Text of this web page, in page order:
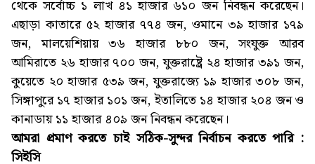
থেকে সর্বোচ্চ ১ লাখ ৪১ হাজার ৬১০ জন নিবন্ধন করেছেন।
এছাড়া কাতারে ৫২ হাজার ৭৭৪ জন, ওমানে ৩৯ হাজার ১৭৯
জন, মালয়েশিয়ায় ৩৬ হাজার ৮৮০ জন, সংযুক্ত আরব
আমিরাতে ২৬ হাজার ৭০০ জন, যুক্তরাষ্ট্রে ২৪ হাজার ৩৯১ জন,
কুয়েতে ২০ হাজার ৫৩৯ জন, যুক্তরাজ্যে ১৯ হাজার ৩০৮ জন,
সিঙ্গাপুরে ১৭ হাজার ১০১ জন, ইতালিতে ১৪ হাজার ২০৪ জন ও
কানাডায় ১১ হাজার ৪০৯ জন নিবন্ধন করেছেন।
আমরা প্রমাণ করতে চাই সঠিক-সুন্দর নির্বাচন করতে পারি :
সিইসি